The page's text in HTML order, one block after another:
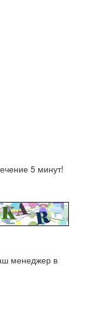
5 минут!
менеджер в